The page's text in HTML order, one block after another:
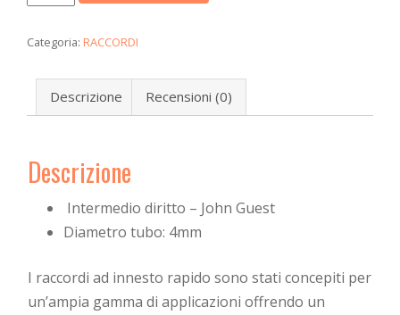
diritto
quantità
Categoria: RACCORDI
Descrizione Recensioni (0)
Descrizione
Intermedio diritto – John Guest
Diametro tubo: 4mm
I raccordi ad innesto rapido sono stati concepiti per
un’ampia gamma di applicazioni offrendo un